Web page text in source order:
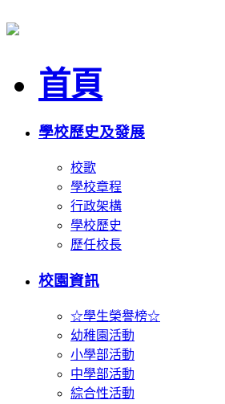
首頁
學校歷史及發展
校歌
學校章程
行政架構
學校歷史
歷任校長
校園資訊
☆學生榮譽榜☆
幼稚園活動
小學部活動
中學部活動
綜合性活動